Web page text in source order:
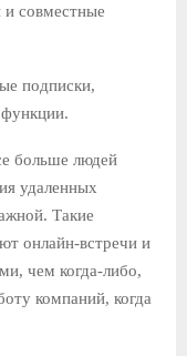
и совместные
подписки,
больше людей
удаленных
Такие
онлайн-встречи и
чем когда-либо,
компаний, когда